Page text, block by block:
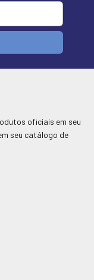
oficiais em seu
seu catálogo de